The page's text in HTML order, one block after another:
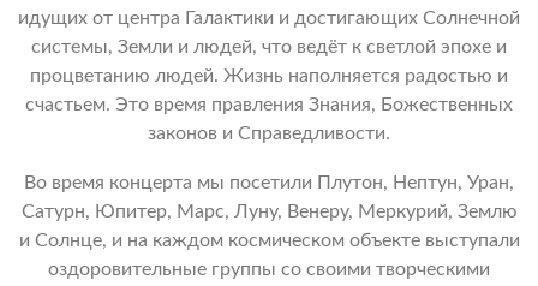
идущих от центра Галактики и достигающих Солнечной
системы, Земли и людей, что ведёт к светлой эпохе и
процветанию людей. Жизнь наполняется радостью и
счастьем. Это время правления Знания, Божественных
законов и Справедливости.
Во время концерта мы посетили Плутон, Нептун, Уран,
Сатурн, Юпитер, Марс, Луну, Венеру, Меркурий, Землю
и Солнце, и на каждом космическом объекте выступали
оздоровительные группы со своими творческими